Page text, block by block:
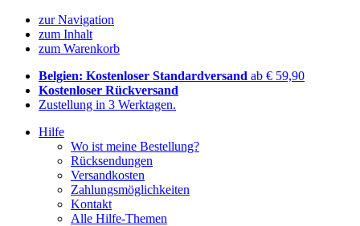
zur Navigation
zum Inhalt
zum Warenkorb
Belgien: Kostenloser Standardversand ab € 59,90
Kostenloser Rückversand
Zustellung in 3 Werktagen.
Hilfe
Wo ist meine Bestellung?
Rücksendungen
Versandkosten
Zahlungsmöglichkeiten
Kontakt
Alle Hilfe-Themen